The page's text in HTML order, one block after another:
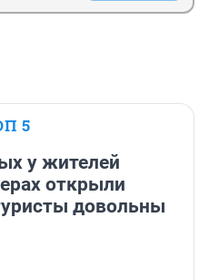
5
у жителей
открыли
довольны